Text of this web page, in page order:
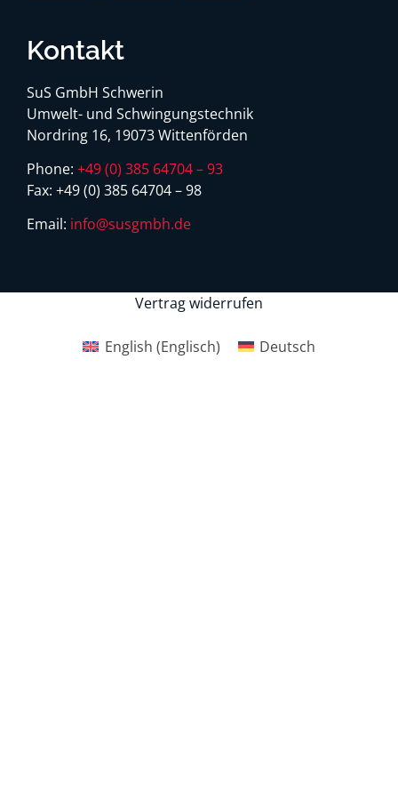
Kontakt
SuS GmbH Schwerin
Umwelt- und Schwingungstechnik
Nordring 16, 19073 Wittenförden
Phone: +49 (0) 385 64704 – 93
Fax: +49 (0) 385 64704 – 98
Email: info@susgmbh.de
Vertrag widerrufen
English (Englisch) Deutsch